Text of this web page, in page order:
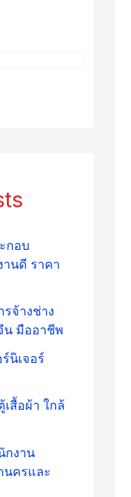
กอบ
านดี ราคา
จ้างช่าง
น มืออาชีพ
นิเจอร์
สื้อผ้า ใกล้
กงาน
นครและ